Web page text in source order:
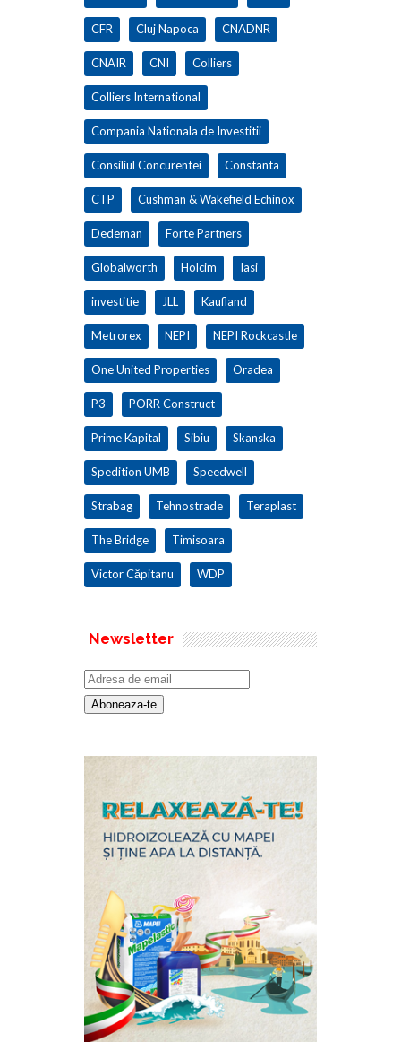
CFR Cluj Napoca CNADNR
CNAIR CNI Colliers
Colliers International
Compania Nationala de Investitii
Consiliul Concurentei Constanta
CTP Cushman & Wakefield Echinox
Dedeman Forte Partners
Globalworth Holcim Iasi
investitie JLL Kaufland
Metrorex NEPI NEPI Rockcastle
One United Properties Oradea
P3 PORR Construct
Prime Kapital Sibiu Skanska
Spedition UMB Speedwell
Strabag Tehnostrade Teraplast
The Bridge Timisoara
Victor Căpitanu WDP
Newsletter